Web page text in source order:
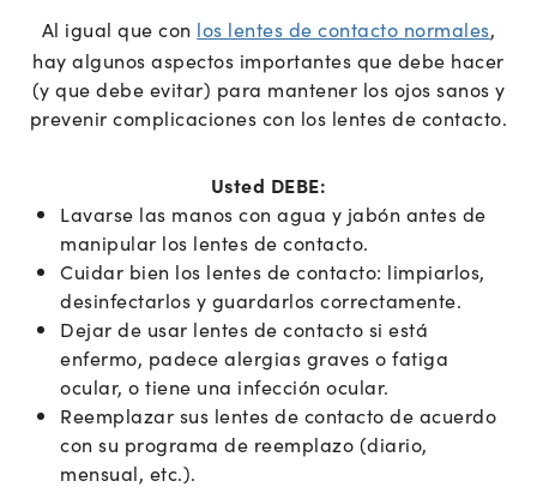
Al igual que con los lentes de contacto normales,
hay algunos aspectos importantes que debe hacer
(y que debe evitar) para mantener los ojos sanos y
prevenir complicaciones con los lentes de contacto.
Usted DEBE:
Lavarse las manos con agua y jabón antes de
manipular los lentes de contacto.
Cuidar bien los lentes de contacto: limpiarlos,
desinfectarlos y guardarlos correctamente.
Dejar de usar lentes de contacto si está
enfermo, padece alergias graves o fatiga
ocular, o tiene una infección ocular.
Reemplazar sus lentes de contacto de acuerdo
con su programa de reemplazo (diario,
mensual, etc.).